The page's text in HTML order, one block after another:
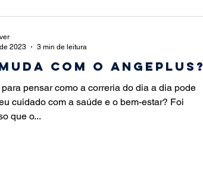
com o Angeplus?
pensar como a correria do dia a dia pode
cuidado com a saúde e o bem-estar? Foi
que o...
2023
3 min de leitura